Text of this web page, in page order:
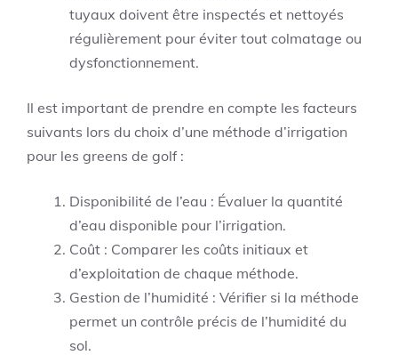
tuyaux doivent être inspectés et nettoyés
régulièrement pour éviter tout colmatage ou
dysfonctionnement.
Il est important de prendre en compte les facteurs
suivants lors du choix d’une méthode d’irrigation
pour les greens de golf :
Disponibilité de l’eau : Évaluer la quantité
d’eau disponible pour l’irrigation.
Coût : Comparer les coûts initiaux et
d’exploitation de chaque méthode.
Gestion de l’humidité : Vérifier si la méthode
permet un contrôle précis de l’humidité du
sol.